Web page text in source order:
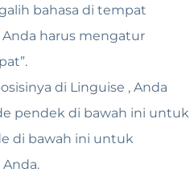
bahasa di tempat
harus mengatur
di Linguise , Anda
pendek di bawah ini untuk
di bawah ini untuk